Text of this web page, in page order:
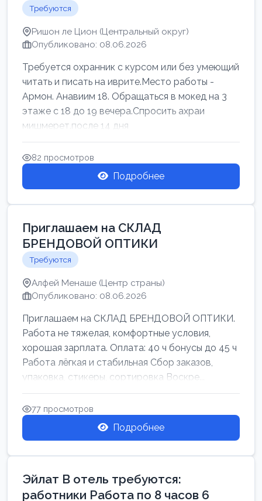
Требуются
Ришон ле Цион (Центральный округ)
Опубликовано: 08.06.2026
Требуется охранник с курсом или без умеющий
читать и писать на иврите.Место работы -
Армон. Анавиим 18. Обращаться в мокед на 3
этаже с 18 до 19 вечера.Спросить ахраи
мишмерет.после 14 дня
82 просмотров
Подробнее
Приглашаем на СКЛАД
БРЕНДОВОЙ ОПТИКИ
Требуются
Алфей Менаше (Центр страны)
Опубликовано: 08.06.2026
Приглашаем на СКЛАД БРЕНДОВОЙ ОПТИКИ.
Работа не тяжелая, комфортные условия,
хорошая зарплата. Оплата: 40 ч бонусы до 45 ч
Работа лёгкая и стабильная Сбор заказов,
упаковка, стикеры, сортировка Воскре...
77 просмотров
Подробнее
Эйлат В отель требуются:
работники Работа по 8 часов 6